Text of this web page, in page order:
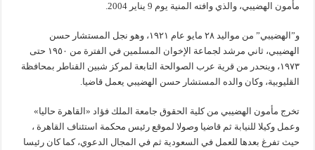
مأمون الهضيبي، والذي وافته المنية يوم 9 يناير 2004.
و”الهضيبي” من مواليد ٢٨ مايو عام ١٩٢١، وهو نجل المستشار حسن
الهضيبي، ثاني مرشد لجماعة الإخوان المسلمين في الفترة من ١٩٥٠ حتى
١٩٧٣، وينحدر من قرية عرب الصوالحة التابعة لمركز شبين القناطر بمحافظة
القليوبية، وكان والده المستشار حسن الهضيبي يعمل قاضيا.
تخرج مأمون الهضيبي من كلية الحقوق جامعة الملك فؤاد «القاهرة حاليا»
وعمل وكيلا للنيابة ثم قاضيا وصولا لموقع رئيس محكمة استئناف القاهرة ،
حيث تفرغ بعدها للعمل في السعودية ثم في المجال الدعوي، كما كان رئيسا